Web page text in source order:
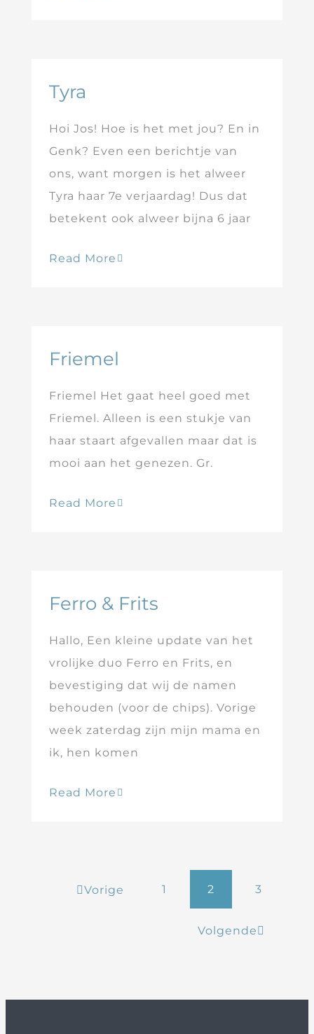
Tyra
Hoi Jos! Hoe is het met jou? En in
Genk? Even een berichtje van
ons, want morgen is het alweer
Tyra haar 7e verjaardag! Dus dat
betekent ook alweer bijna 6 jaar
Read More
Friemel
Friemel Het gaat heel goed met
Friemel. Alleen is een stukje van
haar staart afgevallen maar dat is
mooi aan het genezen. Gr.
Read More
Ferro & Frits
Hallo, Een kleine update van het
vrolijke duo Ferro en Frits, en
bevestiging dat wij de namen
behouden (voor de chips). Vorige
week zaterdag zijn mijn mama en
ik, hen komen
Read More
Vorige 1 2 3
Volgende